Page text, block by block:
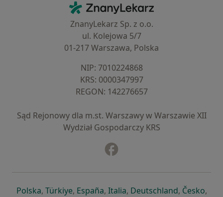
ZnanyLekarz - Strona główna
ZnanyLekarz Sp. z o.o.
ul. Kolejowa 5/7
01-217 Warszawa, Polska
NIP: ⁠7010224868
KRS: ⁠0000347997
REGON: ⁠142276657
Sąd Rejonowy dla m.st. Warszawy w Warszawie XII
Wydział Gospodarczy KRS
Polskaotwiera się w nowej karcie
, Türkiyeotwiera się w nowej karcie
, Españaotwiera się w nowej karcie
, Italiaotwiera się w nowej
, Deutschlandotwiera się
, Česko,